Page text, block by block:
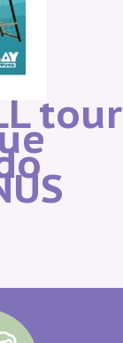
tour